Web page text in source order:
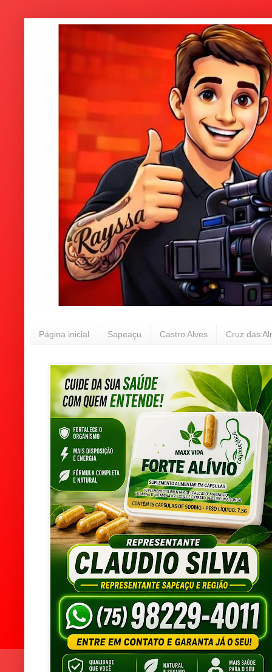
Página inicial Sapeaçu Castro Alves Cruz das